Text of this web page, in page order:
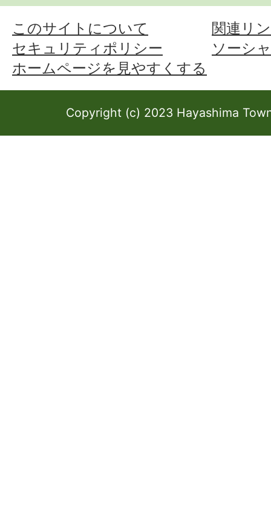
このサイトについて
関連リ
セキュリティポリシー
ソーシ
ホームページを見やすくする
Copyright (c) 2023 Hayashima